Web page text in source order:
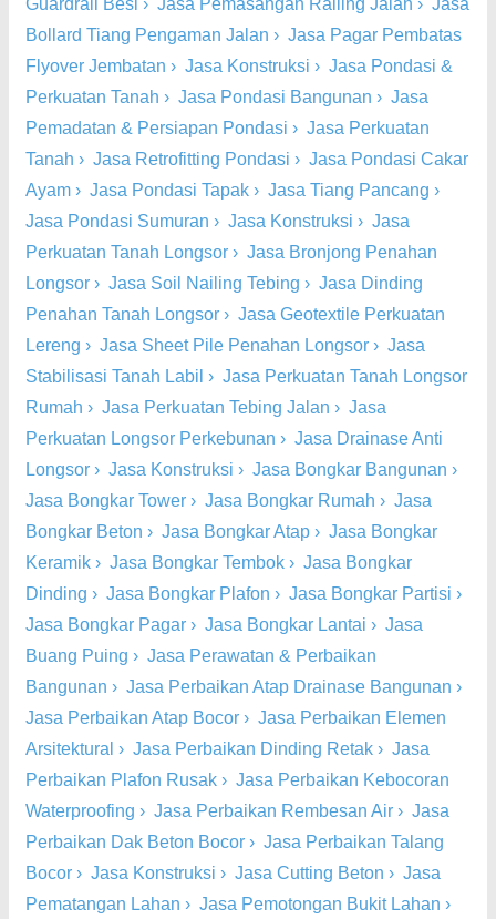
Guardrail Besi › Jasa Pemasangan Railing Jalan › Jasa
Bollard Tiang Pengaman Jalan › Jasa Pagar Pembatas
Flyover Jembatan › Jasa Konstruksi › Jasa Pondasi &
Perkuatan Tanah › Jasa Pondasi Bangunan › Jasa
Pemadatan & Persiapan Pondasi › Jasa Perkuatan
Tanah › Jasa Retrofitting Pondasi › Jasa Pondasi Cakar
Ayam › Jasa Pondasi Tapak › Jasa Tiang Pancang ›
Jasa Pondasi Sumuran › Jasa Konstruksi › Jasa
Perkuatan Tanah Longsor › Jasa Bronjong Penahan
Longsor › Jasa Soil Nailing Tebing › Jasa Dinding
Penahan Tanah Longsor › Jasa Geotextile Perkuatan
Lereng › Jasa Sheet Pile Penahan Longsor › Jasa
Stabilisasi Tanah Labil › Jasa Perkuatan Tanah Longsor
Rumah › Jasa Perkuatan Tebing Jalan › Jasa
Perkuatan Longsor Perkebunan › Jasa Drainase Anti
Longsor › Jasa Konstruksi › Jasa Bongkar Bangunan ›
Jasa Bongkar Tower › Jasa Bongkar Rumah › Jasa
Bongkar Beton › Jasa Bongkar Atap › Jasa Bongkar
Keramik › Jasa Bongkar Tembok › Jasa Bongkar
Dinding › Jasa Bongkar Plafon › Jasa Bongkar Partisi ›
Jasa Bongkar Pagar › Jasa Bongkar Lantai › Jasa
Buang Puing › Jasa Perawatan & Perbaikan
Bangunan › Jasa Perbaikan Atap Drainase Bangunan ›
Jasa Perbaikan Atap Bocor › Jasa Perbaikan Elemen
Arsitektural › Jasa Perbaikan Dinding Retak › Jasa
Perbaikan Plafon Rusak › Jasa Perbaikan Kebocoran
Waterproofing › Jasa Perbaikan Rembesan Air › Jasa
Perbaikan Dak Beton Bocor › Jasa Perbaikan Talang
Bocor › Jasa Konstruksi › Jasa Cutting Beton › Jasa
Pematangan Lahan › Jasa Pemotongan Bukit Lahan ›